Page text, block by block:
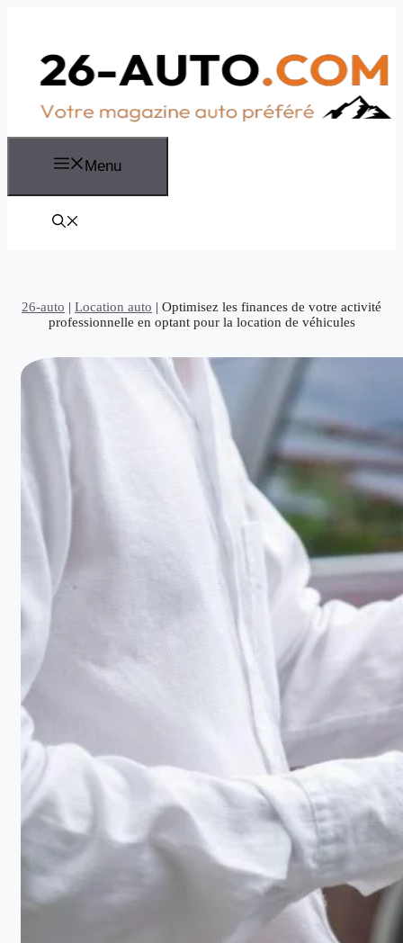
Menu
26-auto | Location auto | Optimisez les finances de votre activité
professionnelle en optant pour la location de véhicules